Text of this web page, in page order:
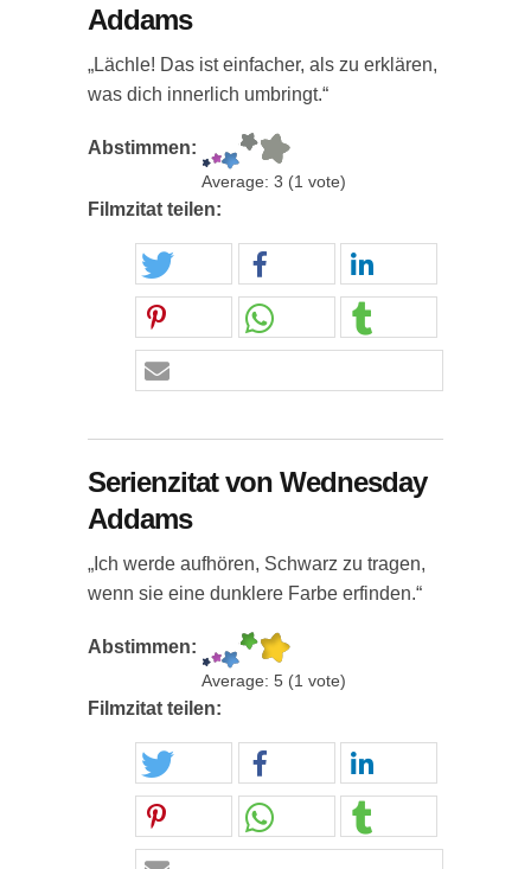
Addams
„Lächle! Das ist einfacher, als zu erklären,
was dich innerlich umbringt.“
Abstimmen:
Average: 3 (1 vote)
Filmzitat teilen:
Serienzitat von Wednesday
Addams
„Ich werde aufhören, Schwarz zu tragen,
wenn sie eine dunklere Farbe erfinden.“
Abstimmen:
Average: 5 (1 vote)
Filmzitat teilen: